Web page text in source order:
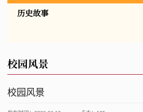
历史故事
校园风景
校园风景